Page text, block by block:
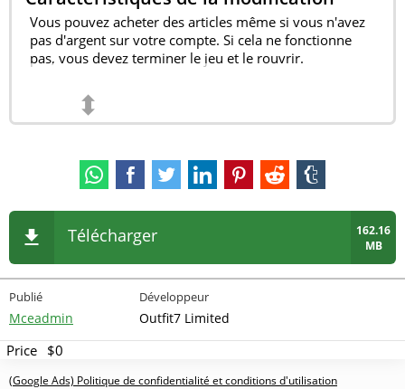
Vous pouvez acheter des articles même si vous n'avez
pas d'argent sur votre compte. Si cela ne fonctionne
pas, vous devez terminer le jeu et le rouvrir.
⬍
Télécharger
162.16
MB
Publié
Mceadmin
Développeur
Outfit7 Limited
Price $0
(Google Ads) Politique de confidentialité et conditions d'utilisation